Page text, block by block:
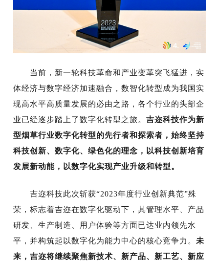
当前，新一轮科技革命和产业变革突飞猛进，实
体经济与数字经济加速融合，数智化转型成为我国实
现高水平高质量发展的必由之路，各个行业的头部企
业已经逐步踏上了数字化转型之旅。 吉迩科技作为新
型烟草行业数字化转型的先行者和探索者， 始终坚持
科技创新、数字化、绿色化的理念，以科技创新培育
发展新动能，以数字化实现产业升级和转型。
吉迩科技此次斩获“2023年度行业创新典范”殊
荣，标志着吉迩在数字化驱动下，其管理水平、产品
研发、生产制造、用户体验等方面已达业内领先水
平，并构筑起以数字化为能力中心的核心竞争力。 未
来，吉迩将继续聚焦新技术、新产品、新工艺、新应